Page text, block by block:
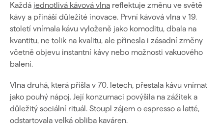
Každá jednotlivá kávová vlna reflektuje změnu ve světě
kávy a přináší důležité inovace. První kávová vlna v 19.
století vnímala kávu vyloženě jako komoditu, dbala na
kvantitu, ne tolik na kvalitu, ale přinesla i zásadní změny
včetně objevu instantní kávy nebo možnosti vakuového
balení.
Vlna druhá, která přišla v 70. letech, přestala kávu vnímat
jako pouhý nápoj. Její konzumaci povýšila na zážitek a
důležitý sociální rituál. Stoupl zájem o espresso a latté,
odstartovala velká obliba kaváren.